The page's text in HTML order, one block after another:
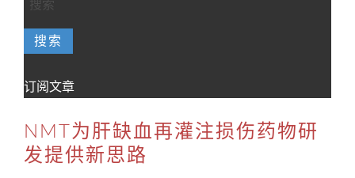
搜索
订阅文章
NMT为肝缺血再灌注损伤药物研
发提供新思路